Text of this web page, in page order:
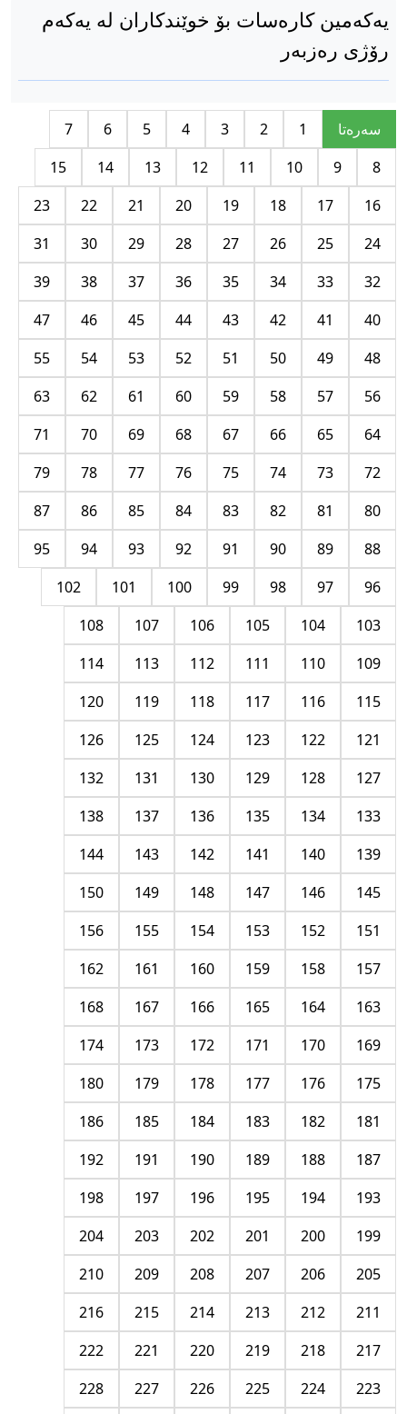
یەکەمین کارەسات بۆ خوێندکاران لە یەکەم
رۆژی رەزبەر
سه‌ره‌تا 1
2
3
4
5
6
7
8
9
10
11
12
13
14
15
16
17
18
19
20
21
22
23
24
25
26
27
28
29
30
31
32
33
34
35
36
37
38
39
40
41
42
43
44
45
46
47
48
49
50
51
52
53
54
55
56
57
58
59
60
61
62
63
64
65
66
67
68
69
70
71
72
73
74
75
76
77
78
79
80
81
82
83
84
85
86
87
88
89
90
91
92
93
94
95
96
97
98
99
100
101
102
103
104
105
106
107
108
109
110
111
112
113
114
115
116
117
118
119
120
121
122
123
124
125
126
127
128
129
130
131
132
133
134
135
136
137
138
139
140
141
142
143
144
145
146
147
148
149
150
151
152
153
154
155
156
157
158
159
160
161
162
163
164
165
166
167
168
169
170
171
172
173
174
175
176
177
178
179
180
181
182
183
184
185
186
187
188
189
190
191
192
193
194
195
196
197
198
199
200
201
202
203
204
205
206
207
208
209
210
211
212
213
214
215
216
217
218
219
220
221
222
223
224
225
226
227
228